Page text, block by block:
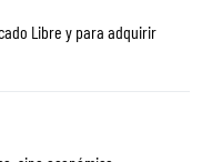
Libre y para adquirir